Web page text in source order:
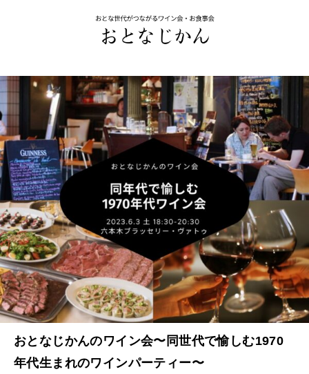
おとなじかんのワイン会〜同世代で愉しむ1970
年代生まれのワインパーティー〜